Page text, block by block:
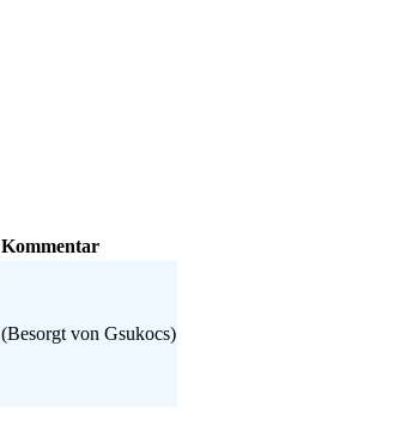
Kommentar
(Besorgt von Gsukocs)